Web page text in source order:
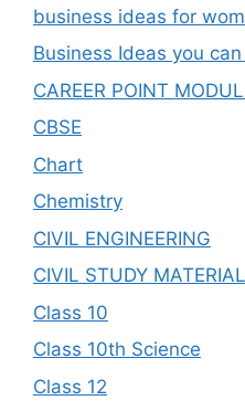
business ideas for
Business Ideas you
CAREER POINT
CBSE
Chart
Chemistry
CIVIL ENGINEERING
CIVIL STUDY MATERIAL
Class 10
Class 10th Science
Class 12